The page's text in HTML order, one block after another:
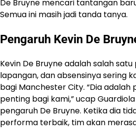
De Bruyne mencari tantangan
Semua ini masih jadi tanda tanya.
Pengaruh Kevin De
Kevin De Bruyne adalah salah
lapangan, dan absensinya sering
bagi Manchester City. “Dia adalah
penting bagi kami,” ucap
pengaruh De Bruyne. Ketika dia
performa terbaik, tim akan